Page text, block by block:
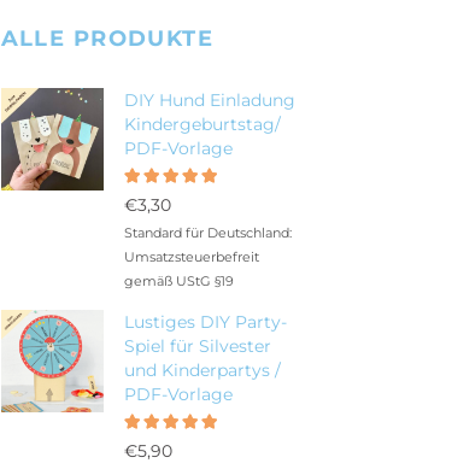
ALLE PRODUKTE
DIY Hund Einladung
Kindergeburtstag/
PDF-Vorlage
mit5.00
€3,30
Standard für Deutschland:
Umsatzsteuerbefreit
gemäß UStG §19
Lustiges DIY Party-
Spiel für Silvester
und Kinderpartys /
PDF-Vorlage
mit5.00
€5,90